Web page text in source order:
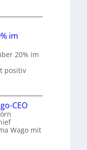
im
20% im
positiv
CEO
Wago mit